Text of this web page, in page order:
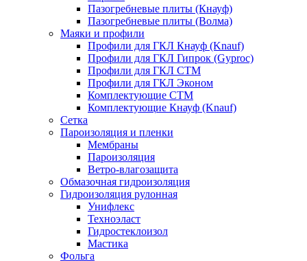
Пазогребневые плиты (Кнауф)
Пазогребневые плиты (Волма)
Маяки и профили
Профили для ГКЛ Кнауф (Knauf)
Профили для ГКЛ Гипрок (Gyproc)
Профили для ГКЛ СТМ
Профили для ГКЛ Эконом
Комплектующие СТМ
Комплектующие Кнауф (Knauf)
Сетка
Пароизоляция и пленки
Мембраны
Пароизоляция
Ветро-влагозащита
Обмазочная гидроизоляция
Гидроизоляция рулонная
Унифлекс
Техноэласт
Гидростеклоизол
Мастика
Фольга